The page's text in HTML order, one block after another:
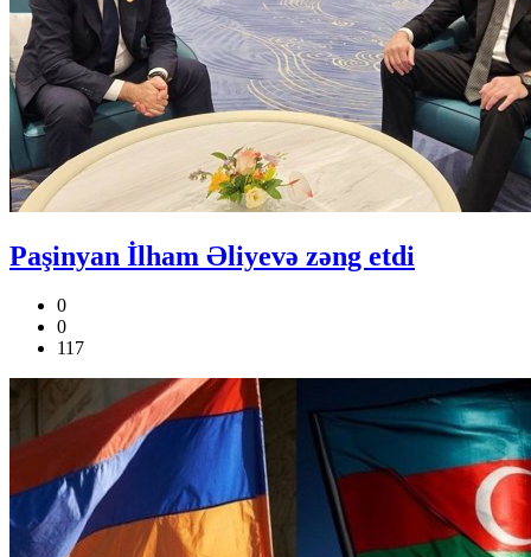
Paşinyan İlham Əliyevə zəng etdi
0
0
117